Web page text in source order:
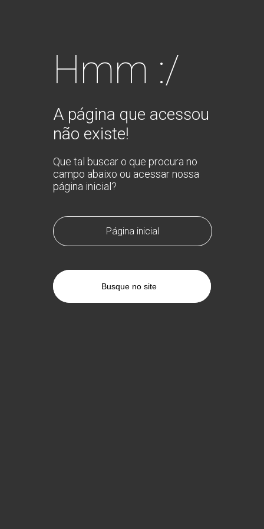
Hmm :/
A página que acessou
não existe!
Que tal buscar o que procura no
campo abaixo ou acessar nossa
página inicial?
Página inicial